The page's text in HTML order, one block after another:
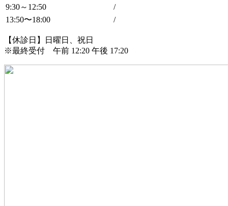
9:30～12:50
/
13:50〜18:00
/
【休診日】日曜日、祝日
※最終受付 午前 12:20 午後 17:20